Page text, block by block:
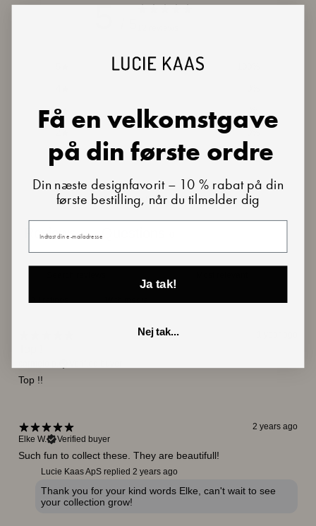
5
3
1 %
Ask a questionWrite a review
Reviews 12 Questions
Top !!
2 years ago
Elke W.
Verified buyer
Such fun to collect these. They are beautifull!
Lucie Kaas ApS replied 2 years ago
Thank you for your kind words Elke, can't wait to see
your collection grow!
Få en velkomstgave
på din første ordre
Din næste designfavorit – 10 % rabat på din
første bestilling, når du tilmelder dig
Din e-mail
Ja tak!
Nej tak...